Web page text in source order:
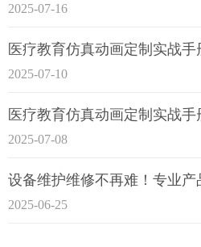
2025-07-16
2025-07-10
2025-07-08
2025-06-25